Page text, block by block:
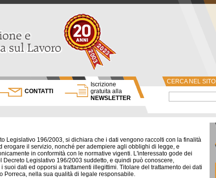
CONTATTI
Iscrizione
gratuita alla
NEWSLETTER
CERCA NEL SITO
Legislativo 196/2003, si dichiara che i dati vengono raccolti con la finalità
erogare il servizio, nonché per adempiere agli obblighi di legge, e
in conformità con le normative vigenti. L'interessato gode dei
Decreto Legislativo 196/2003 suddetto, e quindi può conoscere,
suoi dati ed opporsi a trattamenti illegittimi. Titolare del trattamento dei dati
Porreca, nella sua qualità di legale responsabile.